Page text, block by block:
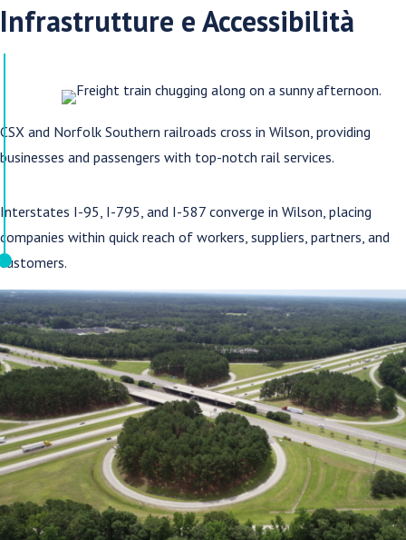
Infrastrutture e Accessibilità
CSX and Norfolk Southern railroads cross in Wilson, providing
businesses and passengers with top-notch rail services.
Interstates I-95, I-795, and I-587 converge in Wilson, placing
companies within quick reach of workers, suppliers, partners, and
customers.